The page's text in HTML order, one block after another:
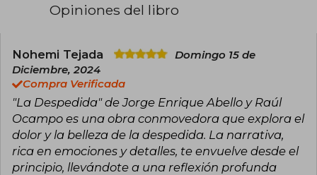
sobre economía y política social. Es autor de
No espero hacer ese viaje, sobre Stefan Zweig y
el humanismo en épocas de locura.
Opiniones del libro
Nohemi Tejada
Domingo 15 de
Diciembre, 2024
Compra Verificada
"La Despedida" de Jorge Enrique Abello y Raúl
Ocampo es una obra conmovedora que explora el
dolor y la belleza de la despedida. La narrativa,
rica en emociones y detalles, te envuelve desde el
principio, llevándote a una reflexión profunda